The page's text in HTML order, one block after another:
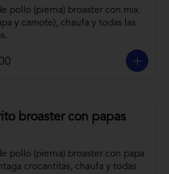
pollo (pierna) broaster con mix
y camote), chaufa y todas las
broaster con papas
pollo (pierna) broaster con papa
crocantitas, chaufa y todas